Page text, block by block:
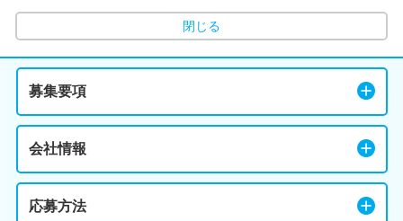
閉じる
募集要項
会社情報
応募方法